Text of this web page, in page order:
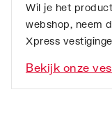
Wil je het
webshop, neem
Xpress
Bekijk onze